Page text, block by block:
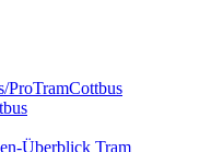
ProTramCottbus
Überblick Tram